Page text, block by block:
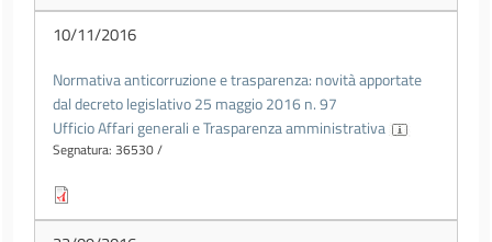
10/11/2016
Normativa anticorruzione e trasparenza: novità apportate
dal decreto legislativo 25 maggio 2016 n. 97
Ufficio Affari generali e Trasparenza amministrativa
Segnatura: 36530 /